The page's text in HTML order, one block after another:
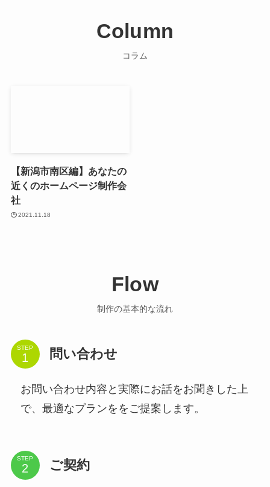
Column
コラム
【新潟市南区編】あなたの
近くのホームページ制作会
社
2021.11.18
Flow
制作の基本的な流れ
STEP 問い合わせ
お問い合わせ内容と実際にお話をお聞きした上
で、最適なプランををご提案します。
STEP ご契約